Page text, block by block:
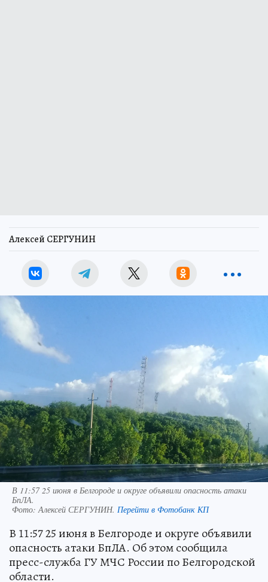
Алексей СЕРГУНИН
В 11:57 25 июня в Белгороде и округе объявили опасность атаки
БпЛА.
Фото:Алексей СЕРГУНИН. Перейти в Фотобанк КП
В 11:57 25 июня в Белгороде и округе объявили
опасность атаки БпЛА. Об этом сообщила
пресс-служба ГУ МЧС России по Белгородской
области.